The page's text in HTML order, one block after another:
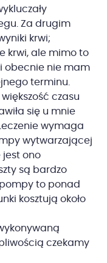
Za drugim
krwi;
krwi, ale mimo to
i obecnie nie mam
terminu.
czasu
się u mnie
wymaga
wytwarzającej
jest ono
są bardzo
to ponad
kosztują około
czekamy